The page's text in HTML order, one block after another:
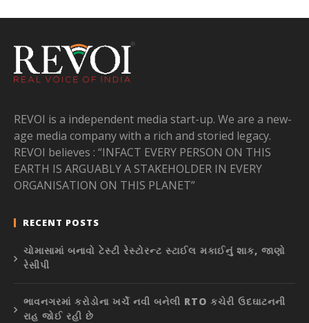
REVOI is a independent media start-up. We are a new-
age media company with a rich and storied legacy.
REVOI believes : “INFACT EVERY PERSON ON THIS
EARTH IS ARGUABLY A STAKEHOLDER IN EVERY
ORGANISATION ON THIS PLANET”
RECENT POSTS
ચોમાસામાં બનાવો ટેસ્ટી રેસ્ટોરન્ટ સ્ટાઈલ મકાઈનું શાક, જાણો
રેસીપી
ભાવનગરમાં કરોડોના ખર્ચે નવી બનેલી RTO કચેરી ઉદઘાટનની
રાહ જોઈ રહી છે